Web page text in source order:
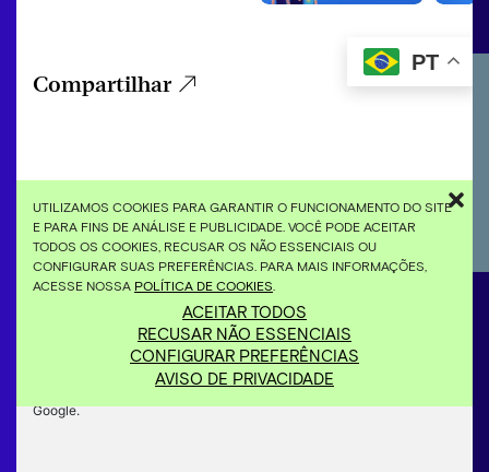
UTILIZAMOS COOKIES PARA GARANTIR O FUNCIONAMENTO DO SITE
E PARA FINS DE ANÁLISE E PUBLICIDADE. VOCÊ PODE ACEITAR
TODOS OS COOKIES, RECUSAR OS NÃO ESSENCIAIS OU
CONFIGURAR SUAS PREFERÊNCIAS. PARA MAIS INFORMAÇÕES,
ACESSE NOSSA POLÍTICA DE COOKIES
ACEITAR TODOS
RECUSAR NÃO ESSENCIAIS
CONFIGURAR PREFERÊNCIAS
AVISO DE PRIVACIDADE
Compartilhar
Cadastre-se pra receber novidades
Este site é protegido pelo reCAPTCHA. Privacidade
Google.
PT